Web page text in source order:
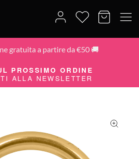
gratuita a partire da €50 🚚
PROSSIMO ORDINE
ALLA NEWSLETTER